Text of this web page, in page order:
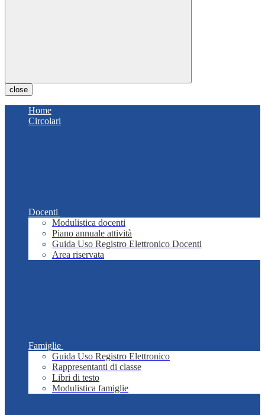
close
Home
Circolari
Docenti
Modulistica docenti
Piano annuale attività
Guida Uso Registro Elettronico Docenti
Area riservata
Famiglie
Guida Uso Registro Elettronico
Rappresentanti di classe
Libri di testo
Modulistica famiglie